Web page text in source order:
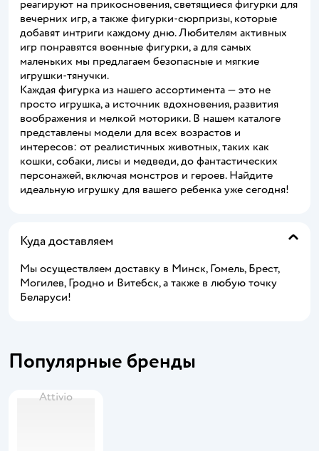
реагируют на прикосновения, светящиеся фигурки для
вечерних игр, а также фигурки-сюрпризы, которые
добавят интриги каждому дню. Любителям активных
игр понравятся военные фигурки, а для самых
маленьких мы предлагаем безопасные и мягкие
игрушки-тянучки.
Каждая фигурка из нашего ассортимента — это не
просто игрушка, а источник вдохновения, развития
воображения и мелкой моторики. В нашем каталоге
представлены модели для всех возрастов и
интересов: от реалистичных животных, таких как
кошки, собаки, лисы и медведи, до фантастических
персонажей, включая монстров и героев. Найдите
идеальную игрушку для вашего ребенка уже сегодня!
Куда доставляем
Мы осуществляем доставку в Минск, Гомель, Брест,
Могилев, Гродно и Витебск, а также в любую точку
Беларуси!
Популярные бренды
Attivio